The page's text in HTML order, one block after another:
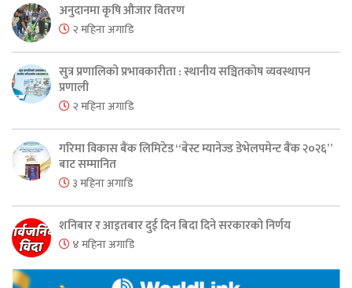
अनुदानमा कृषि औजार वितरण
२ महिना अगाडि
सुत्र प्रणालिको प्रभावकारीता : स्थानीय सञ्चितकोष व्यवस्थापन
प्रणाली
२ महिना अगाडि
गरिमा विकास बैंक लिमिटेड “बेस्ट म्यानेज्ड डेभेलपमेन्ट बैंक २०२६”
बाट सम्मानित
३ महिना अगाडि
शनिबार र आइतबार दुई दिन बिदा दिने सरकारको निर्णय
४ महिना अगाडि